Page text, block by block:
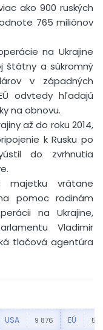
ako 900 ruských
765 miliónov
na Ukrajine
štátny a súkromný
v západných
odvtedy hľadajú
na obnovu.
až do roku 2014,
k Rusku po
do zvrhnutia
majetku vrátane
pomoc rodinám
na Ukrajine,
Vladimir
tlačová agentúra
USA 9 876 EÚ 5